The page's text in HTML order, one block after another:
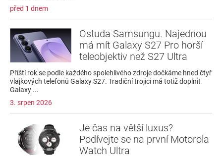
před 1 dnem
Ostuda Samsungu. Najednou
má mít Galaxy S27 Pro horší
teleobjektiv než S27 Ultra
Příští rok se podle každého spolehlivého zdroje dočkáme hned čtyř
vlajkových telefonů Galaxy S27. Tradiční trojici má totiž doplnit
Galaxy ...
3. srpen 2026
Je čas na větší luxus?
Podívejte se na první Motorola
Watch Ultra